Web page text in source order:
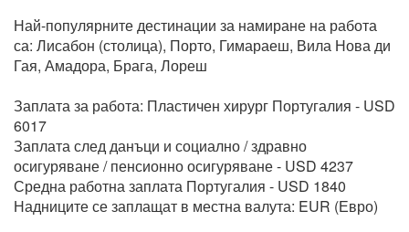
Най-популярните дестинации за намиране на работа
са: Лисабон (столица), Порто, Гимараеш, Вила Нова ди
Гая, Амадора, Брага, Лореш
Заплата за работа: Пластичен хирург Португалия - USD
6017
Заплата след данъци и социално / здравно
осигуряване / пенсионно осигуряване - USD 4237
Средна работна заплата Португалия - USD 1840
Надниците се заплащат в местна валута: EUR (Евро)